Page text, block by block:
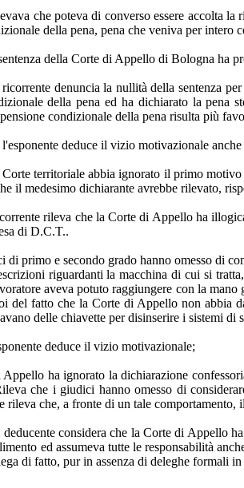
che poteva di converso essere accolta
della pena, pena che veniva per intero
della Corte di Appello di Bologna ha
denuncia la nullità della sentenza
della pena ed ha dichiarato la
condizionale della pena risulta più
deduce il vizio motivazionale
Corte territoriale abbia ignorato il primo
il medesimo dichiarante avrebbe rilevato,
rileva che la Corte di Appello ha
di D.C.T..
di primo e secondo grado hanno omesso di
riguardanti la macchina di cui si
aveva potuto raggiungere con la
del fatto che la Corte di Appello non abbia
delle chiavette per disinserire i sistemi di
deduce il vizio motivazionale;
Appello ha ignorato la dichiarazione
che i giudici hanno omesso di
rileva che, a fronte di un tale
considera che la Corte di Appello
ed assumeva tutte le responsabilità
di fatto, pur in assenza di deleghe formali